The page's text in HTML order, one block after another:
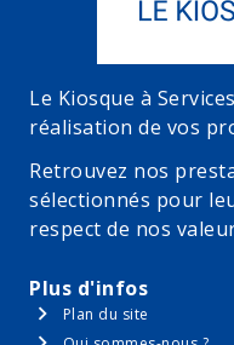
Le Kiosque à
réalisation de vos
Retrouvez nos
sélectionnés pour
respect de nos
Plus d'infos
Plan du site